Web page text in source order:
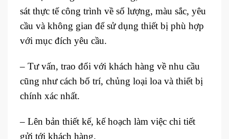
sát thực tế công trình về số lượng, màu sắc, yêu
cầu và không gian để sử dụng thiết bị phù hợp
với mục đích yêu cầu.
– Tư vấn, trao đổi với khách hàng về nhu cầu
cũng như cách bố trí, chủng loại loa và thiết bị
chính xác nhất.
– Lên bản thiết kế, kế hoạch làm việc chi tiết
gửi tới khách hàng.